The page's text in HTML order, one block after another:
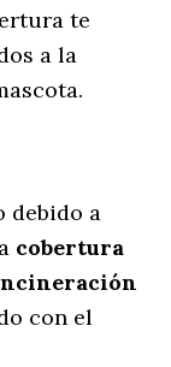
te
a la
debido a
cobertura
con el